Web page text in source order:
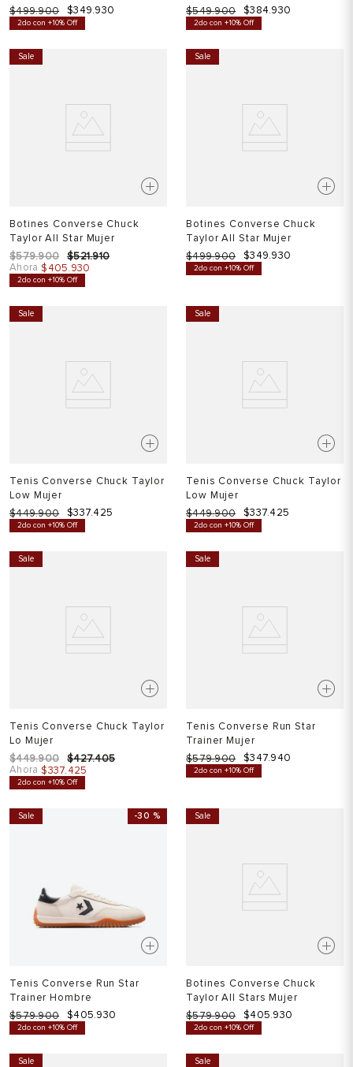
$499.900 $349.930
2do con +10% Off
$549.900 $384.930
2do con +10% Off
Sale
Botines Converse Chuck
Taylor All Star Mujer
$579.900 $521.910
Ahora $405.930
2do con +10% Off
Sale
Botines Converse Chuck
Taylor All Star Mujer
$499.900 $349.930
2do con +10% Off
Sale
Tenis Converse Chuck Taylor
Low Mujer
$449.900 $337.425
2do con +10% Off
Sale
Tenis Converse Chuck Taylor
Low Mujer
$449.900 $337.425
2do con +10% Off
Sale
Tenis Converse Chuck Taylor
Lo Mujer
$449.900 $427.405
Ahora $337.425
2do con +10% Off
Sale
Tenis Converse Run Star
Trainer Mujer
$579.900 $347.940
2do con +10% Off
Sale -30 %
Tenis Converse Run Star
Trainer Hombre
$579.900 $405.930
2do con +10% Off
Sale
Botines Converse Chuck
Taylor All Stars Mujer
$579.900 $405.930
2do con +10% Off
Sale Sale